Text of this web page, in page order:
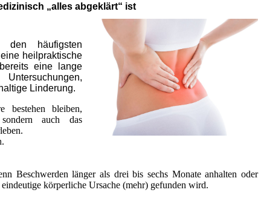
„alles abgeklärt“ ist
den häufigsten
heilpraktische
eine lange
Linderung.
bestehen bleiben,
auch das
Beschwerden länger als drei bis sechs Monate anhalten oder
körperliche Ursache (mehr) gefunden wird.